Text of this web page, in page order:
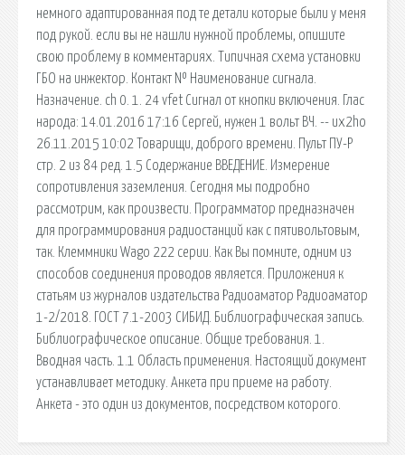
немного адаптированная под те детали которые были у меня
под рукой. если вы не нашли нужной проблемы, опишите
свою проблему в комментариях. Типичная схема установки
ГБО на инжектор. Контакт № Наименование сигнала.
Назначение. ch 0. 1. 24 vfet Сигнал от кнопки включения. Глас
народа: 14.01.2016 17:16 Сергей, нужен 1 вольт ВЧ. -- ux2ho
26.11.2015 10:02 Товарищи, доброго времени. Пульт ПУ-Р
стр. 2 из 84 ред. 1.5 Содержание ВВЕДЕНИЕ. Измерение
сопротивления заземления. Сегодня мы подробно
рассмотрим, как произвести. Программатор предназначен
для программирования радиостанций как с пятивольтовым,
так. Клеммники Wago 222 серии. Как Вы помните, одним из
способов соединения проводов является. Приложения к
статьям из журналов издательства Радиоаматор Радиоаматор
1-2/2018. ГОСТ 7.1-2003 СИБИД. Библиографическая запись.
Библиографическое описание. Общие требования. 1.
Вводная часть. 1.1 Область применения. Настоящий документ
устанавливает методику. Анкета при приеме на работу.
Анкета - это один из документов, посредством которого.